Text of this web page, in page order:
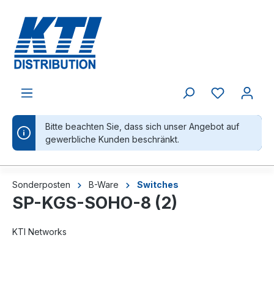
Bitte beachten Sie, dass sich unser Angebot auf
gewerbliche Kunden beschränkt.
Sonderposten B-Ware Switches
SP-KGS-SOHO-8 (2)
KTI Networks